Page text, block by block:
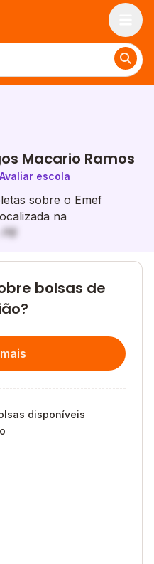
Macario Ramos
Avaliar escola
sobre o Emef
na
bolsas de
disponíveis